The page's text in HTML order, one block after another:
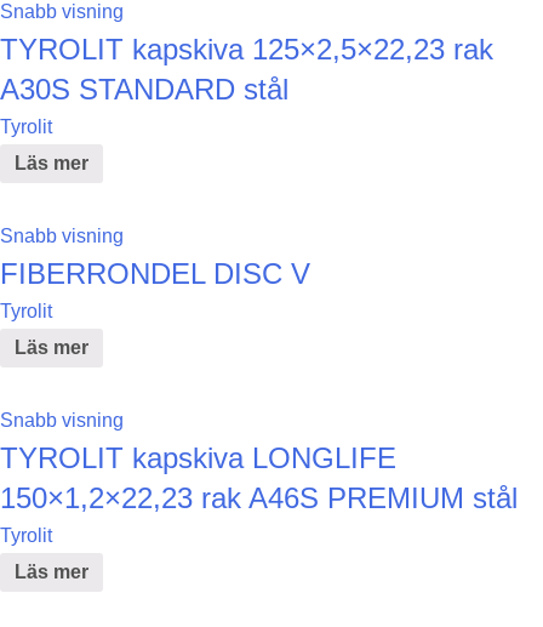
Snabb visning
TYROLIT kapskiva 125×2,5×22,23 rak
A30S STANDARD stål
Tyrolit
Läs mer
Snabb visning
FIBERRONDEL DISC V
Tyrolit
Läs mer
Snabb visning
TYROLIT kapskiva LONGLIFE
150×1,2×22,23 rak A46S PREMIUM stål
Tyrolit
Läs mer